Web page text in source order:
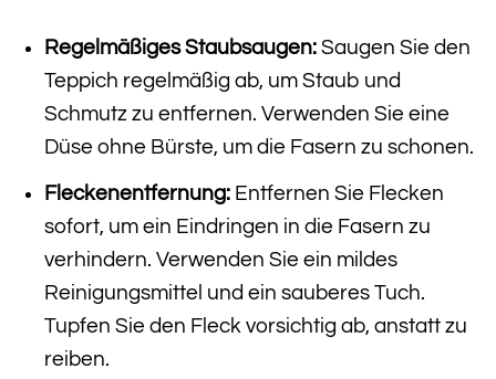
Regelmäßiges Staubsaugen:Saugen Sie den
Teppich regelmäßig ab, um Staub und
Schmutz zu entfernen. Verwenden Sie eine
Düse ohne Bürste, um die Fasern zu schonen.
Fleckenentfernung:Entfernen Sie Flecken
sofort, um ein Eindringen in die Fasern zu
verhindern. Verwenden Sie ein mildes
Reinigungsmittel und ein sauberes Tuch.
Tupfen Sie den Fleck vorsichtig ab, anstatt zu
reiben.